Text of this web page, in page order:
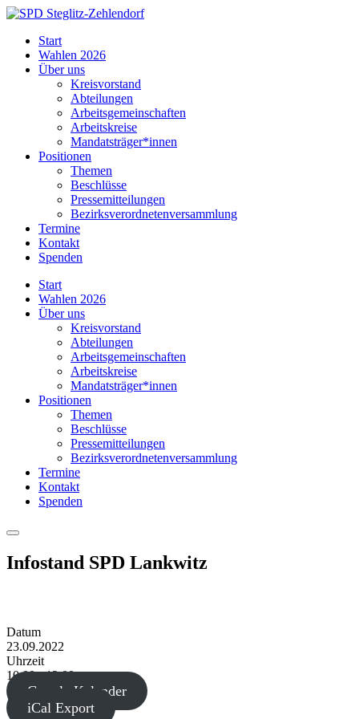
Skip
content
Steglitz-
Zehlendorf
Start
Wahlen 2026
Über uns
Kreisvorstand
Abteilungen
Arbeitsgemeinschaften
Arbeitskreise
Mandatsträger*innen
Positionen
Themen
Beschlüsse
Pressemitteilungen
Bezirksverordnetenversammlung
Termine
Kontakt
Spenden
Start
Wahlen 2026
Über uns
Kreisvorstand
Abteilungen
Arbeitsgemeinschaften
Arbeitskreise
Mandatsträger*innen
Positionen
Themen
Beschlüsse
Pressemitteilungen
Bezirksverordnetenversammlung
Termine
Kontakt
Spenden
Menu
Infostand SPD Lankwitz
Datum
23.09.2022
Uhrzeit
10:00 - 12:00
Google Kalender
iCal Export